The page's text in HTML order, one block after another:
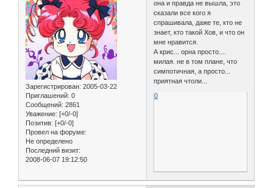
Зарегистрирован: 2005-03-22
Приглашений: 0
Сообщений: 2861
Уважение: [+0/-0]
Позитив: [+0/-0]
Провел на форуме:
Не определено
Последний визит:
2008-06-07 19:12:50
она и правда не вышла, это
сказали все кого я
спрашивала, даже те, кто не
знает, кто такой Хов, и что он
мне нравится.
А крис... орна просто....
милая. не в том плане, что
симпотичная, а просто...
приятная чтоли...
0